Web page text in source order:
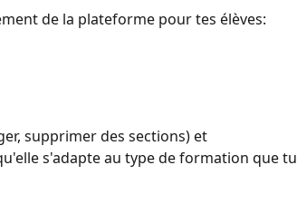
de la plateforme pour tes élèves:
supprimer des sections) et
s'adapte au type de formation que tu